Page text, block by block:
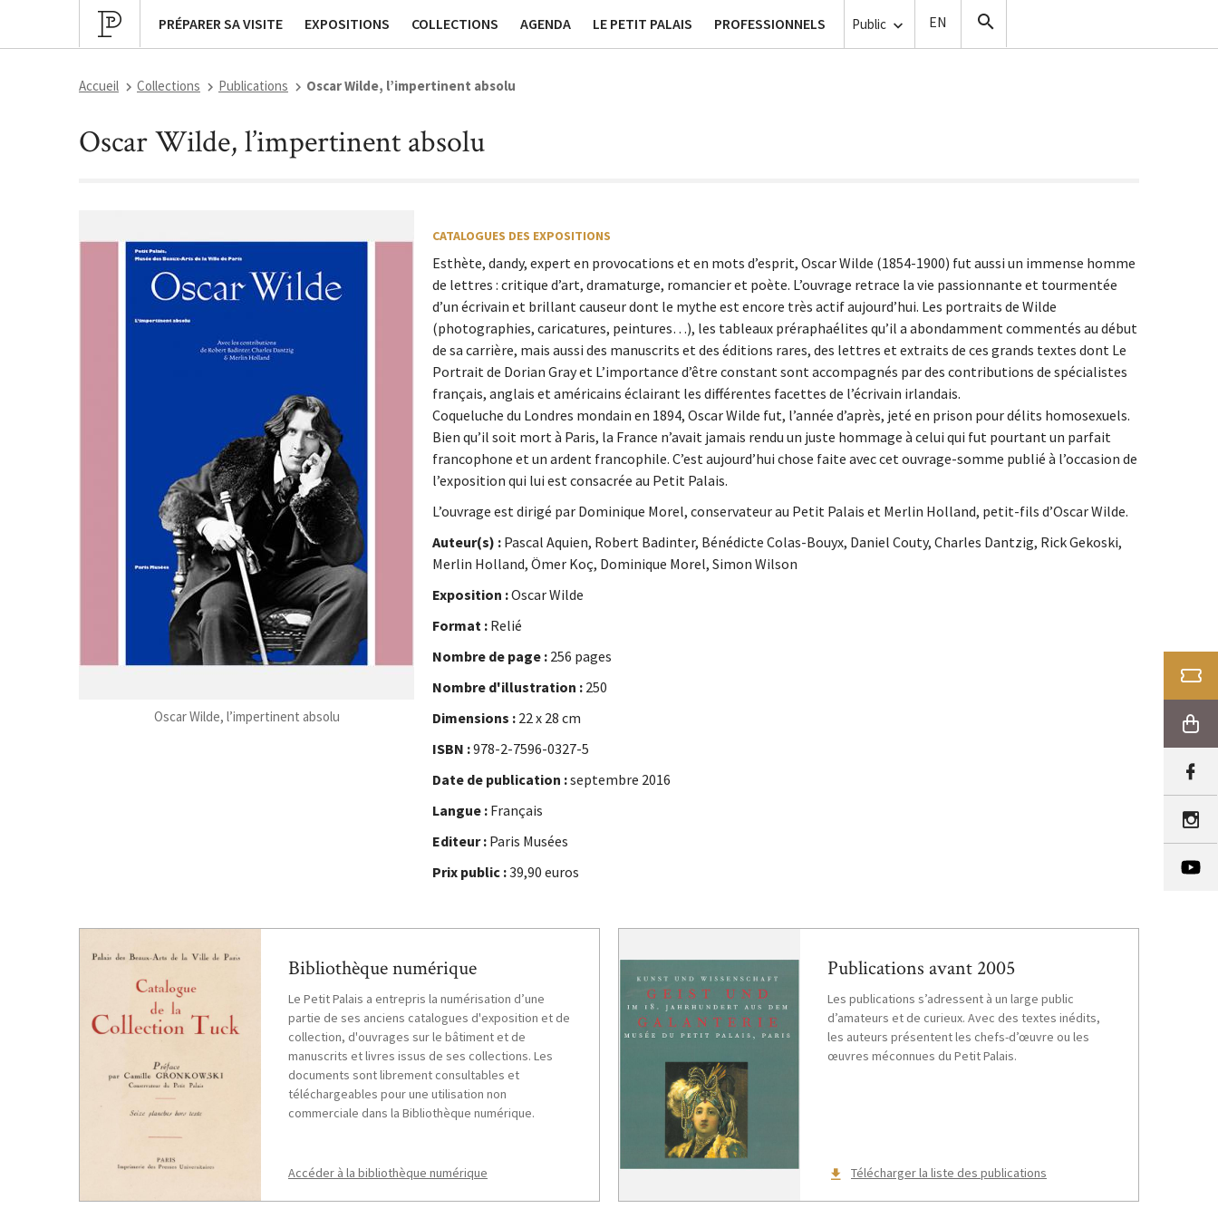
PRÉPARER SA VISITE
Programmation culturelleEXPOSITIONS
Expositions passéesCOLLECTIONS
Publications
AGENDA LE PETIT PALAIS
Contact générique PROFESSIONNELS
Tournage et Prise de vue
Public
Copistes
Accueil Collections Publications Oscar Wilde, l’impertinent absolu
Oscar Wilde, l’impertinent absolu
Oscar Wilde, l’impertinent absolu
CATALOGUES DES EXPOSITIONS
Esthète, dandy, expert en provocations et en mots d’esprit, Oscar Wilde (1854-1900) fut aussi un immense homme
de lettres : critique d’art, dramaturge, romancier et poète. L’ouvrage retrace la vie passionnante et tourmentée
d’un écrivain et brillant causeur dont le mythe est encore très actif aujourd’hui. Les portraits de Wilde
(photographies, caricatures, peintures…), les tableaux préraphaélites qu’il a abondamment commentés au début
de sa carrière, mais aussi des manuscrits et des éditions rares, des lettres et extraits de ces grands textes dont Le
Portrait de Dorian Gray et L’importance d’être constant sont accompagnés par des contributions de spécialistes
français, anglais et américains éclairant les différentes facettes de l’écrivain irlandais.
Coqueluche du Londres mondain en 1894, Oscar Wilde fut, l’année d’après, jeté en prison pour délits homosexuels.
Bien qu’il soit mort à Paris, la France n’avait jamais rendu un juste hommage à celui qui fut pourtant un parfait
francophone et un ardent francophile. C’est aujourd’hui chose faite avec cet ouvrage-somme publié à l’occasion de
l’exposition qui lui est consacrée au Petit Palais.
L’ouvrage est dirigé par Dominique Morel, conservateur au Petit Palais et Merlin Holland, petit-fils d’Oscar Wilde.
Auteur(s) : Pascal Aquien, Robert Badinter, Bénédicte Colas-Bouyx, Daniel Couty, Charles Dantzig, Rick Gekoski,
Merlin Holland, Ömer Koç, Dominique Morel, Simon Wilson
Exposition :Oscar Wilde
Format : Relié
Nombre de page : 256 pages
Nombre d'illustration : 250
Dimensions : 22 x 28 cm
ISBN :978-2-7596-0327-5
Date de publication :septembre 2016
Langue : Français
Editeur : Paris Musées
Prix public :39,90 euros
Bibliothèque numérique
Le Petit Palais a entrepris la numérisation d’une
partie de ses anciens catalogues d'exposition et de
collection, d'ouvrages sur le bâtiment et de
manuscrits et livres issus de ses collections. Les
documents sont librement consultables et
téléchargeables pour une utilisation non
commerciale dans la Bibliothèque numérique.
Accéder à la bibliothèque numérique
Publications avant 2005
Les publications s’adressent à un large public
d’amateurs et de curieux. Avec des textes inédits,
les auteurs présentent les chefs-d’œuvre ou les
œuvres méconnues du Petit Palais.
Télécharger la liste des publications